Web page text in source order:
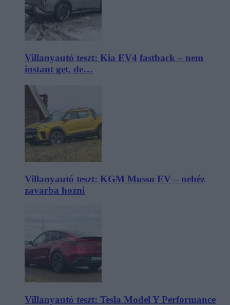
Villanyautó teszt: Kia EV4 fastback – nem
instant get, de…
Villanyautó teszt: KGM Musso EV – nehéz
zavarba hozni
Villanyautó teszt: Tesla Model Y Performance